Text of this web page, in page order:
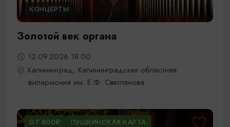
КОНЦЕРТЫ
Золотой век органа
12.09.2026 18:00
Калининград, Калининградская областная
филармония им. Е.Ф. Светланова
ОТ 800₽ ПУШКИНСКАЯ КАРТА